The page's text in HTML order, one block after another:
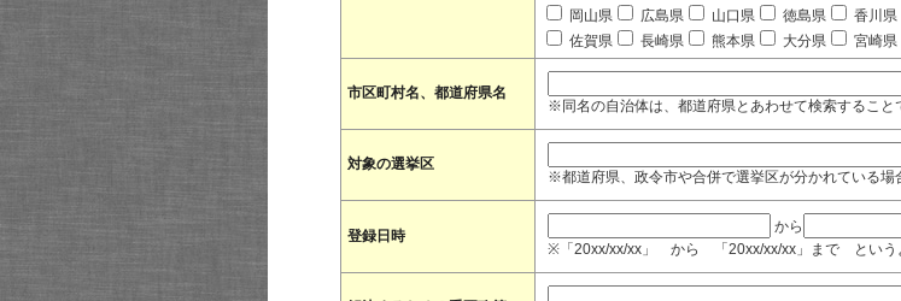
岡山県
広島県 山口県 徳島県 香川県
佐賀県
長崎県 熊本県 大分県 宮崎県
市区町村名、都道府県名
※同名の自治体は、都道府県とあわせて検索すること
対象の選挙区
※都道府県、政令市や合併で選挙区が分かれている場
登録日時
から
※「20xx/xx/xx」 から 「20xx/xx/xx」まで という